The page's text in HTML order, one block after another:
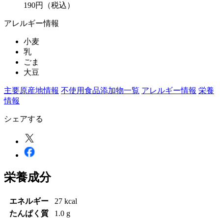
190円 （税込）
アレルギー情報
小麦
乳
ごま
大豆
主要原産地情報 不使用食品添加物一覧 アレルギー情報 栄養
情報
シェアする
栄養成分
エネルギー
27 kcal
たんぱく質
1.0 g